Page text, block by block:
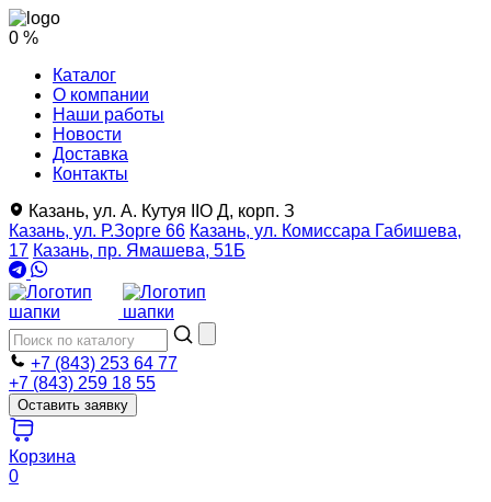
0 %
Каталог
О компании
Наши работы
Новости
Доставка
Контакты
Казань, ул. А. Кутуя IIO Д, корп. З
Казань, ул. Р.Зорге 66 Казань, ул. Комиссара Габишева,
17 Казань, пр. Ямашева, 51Б
+7 (843) 253 64 77
+7 (843) 259 18 55
Оставить заявку
Корзина
0